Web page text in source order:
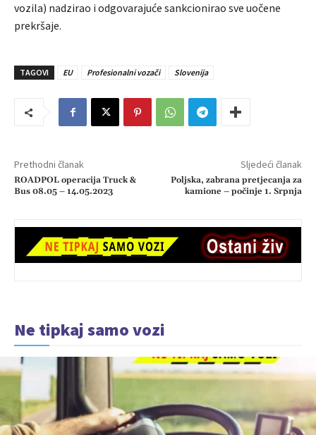
vozila) nadzirao i odgovarajuće sankcionirao sve uočene
prekršaje.
TAGOVI EU Profesionalni vozači Slovenija
Prethodni članak
ROADPOL operacija Truck &
Bus 08.05 – 14.05.2023
Sljedeći članak
Poljska, zabrana pretjecanja za
kamione – počinje 1. Srpnja
Ne tipkaj samo vozi